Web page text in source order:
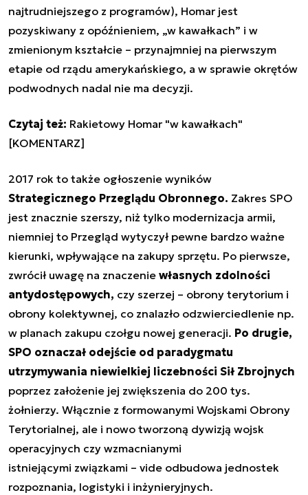
najtrudniejszego z programów), Homar jest
pozyskiwany z opóźnieniem, „w kawałkach” i w
zmienionym kształcie – przynajmniej na pierwszym
etapie od rządu amerykańskiego, a w sprawie okrętów
podwodnych nadal nie ma decyzji.
Czytaj też: Rakietowy Homar "w kawałkach"
[KOMENTARZ]
2017 rok to także ogłoszenie wyników
Strategicznego Przeglądu Obronnego. Zakres SPO
jest znacznie szerszy, niż tylko modernizacja armii,
niemniej to Przegląd wytyczył pewne bardzo ważne
kierunki, wpływające na zakupy sprzętu. Po pierwsze,
zwrócił uwagę na znaczenie własnych zdolności
antydostępowych, czy szerzej – obrony terytorium i
obrony kolektywnej, co znalazło odzwierciedlenie np.
w planach zakupu czołgu nowej generacji. Po drugie,
SPO oznaczał odejście od paradygmatu
utrzymywania niewielkiej liczebności Sił Zbrojnych
poprzez założenie jej zwiększenia do 200 tys.
żołnierzy. Włącznie z formowanymi Wojskami Obrony
Terytorialnej, ale i nowo tworzoną dywizją wojsk
operacyjnych czy wzmacnianymi
istniejącymi związkami – vide odbudowa jednostek
rozpoznania, logistyki i inżynieryjnych.